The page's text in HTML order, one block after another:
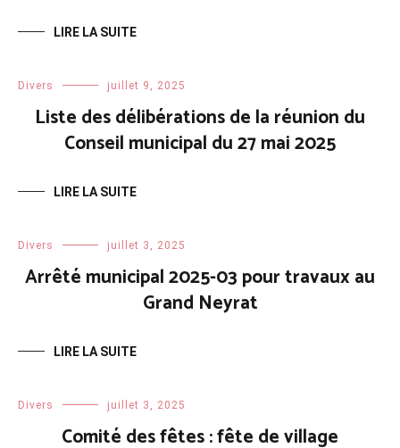
LIRE LA SUITE
Divers juillet 9, 2025
Liste des délibérations de la réunion du
Conseil municipal du 27 mai 2025
LIRE LA SUITE
Divers juillet 3, 2025
Arrêté municipal 2025-03 pour travaux au
Grand Neyrat
LIRE LA SUITE
Divers juillet 3, 2025
Comité des fêtes : fête de village